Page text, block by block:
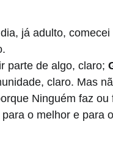
já adulto,
parte de algo, claro;
claro. Mas
Ninguém faz
o melhor e para